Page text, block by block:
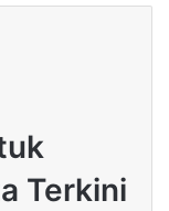
Terkini